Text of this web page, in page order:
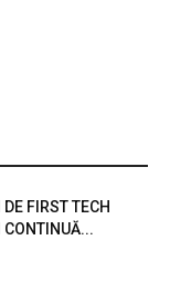
FIRST TECH
CONTINUĂ...